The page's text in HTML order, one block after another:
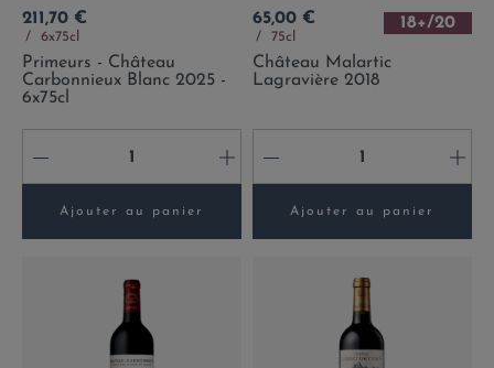
Prix
211,70 €
6x75cl
Primeurs - Château
Carbonnieux Blanc 2025 -
6x75cl
- +
Ajouter au panier
Prix
65,00 €
75cl
18+/20
Château Malartic
Lagravière 2018
- +
Ajouter au panier